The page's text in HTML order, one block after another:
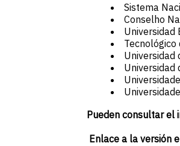
Sistema
Conselho
Universidad
Tecnológico
Universidad
Universidad
Pueden consultar el
Enlace a la versión